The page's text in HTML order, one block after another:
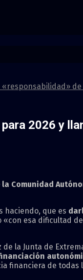
«responsabilidad»
2026 y
Comunidad
haciendo, que es
esa dificultad
la Junta de
financiera de